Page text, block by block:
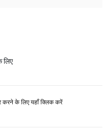
करने के लिए यहाँ क्लिक करें
लिए